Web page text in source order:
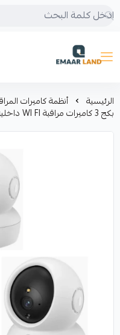
إعمار لاند
الرئيسية أنظمة كاميرات
بكج 3 كاميرات مراقبة WI FI داخلية من EZVIZ بدقة 5 ميجا شامل الملحقات